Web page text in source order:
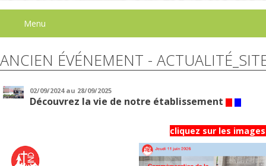
Menu
ANCIEN ÉVÉNEMENT -
02/09/2024au 28/09/2025
Découvrez la vie de notre établissement
cliquez sur les